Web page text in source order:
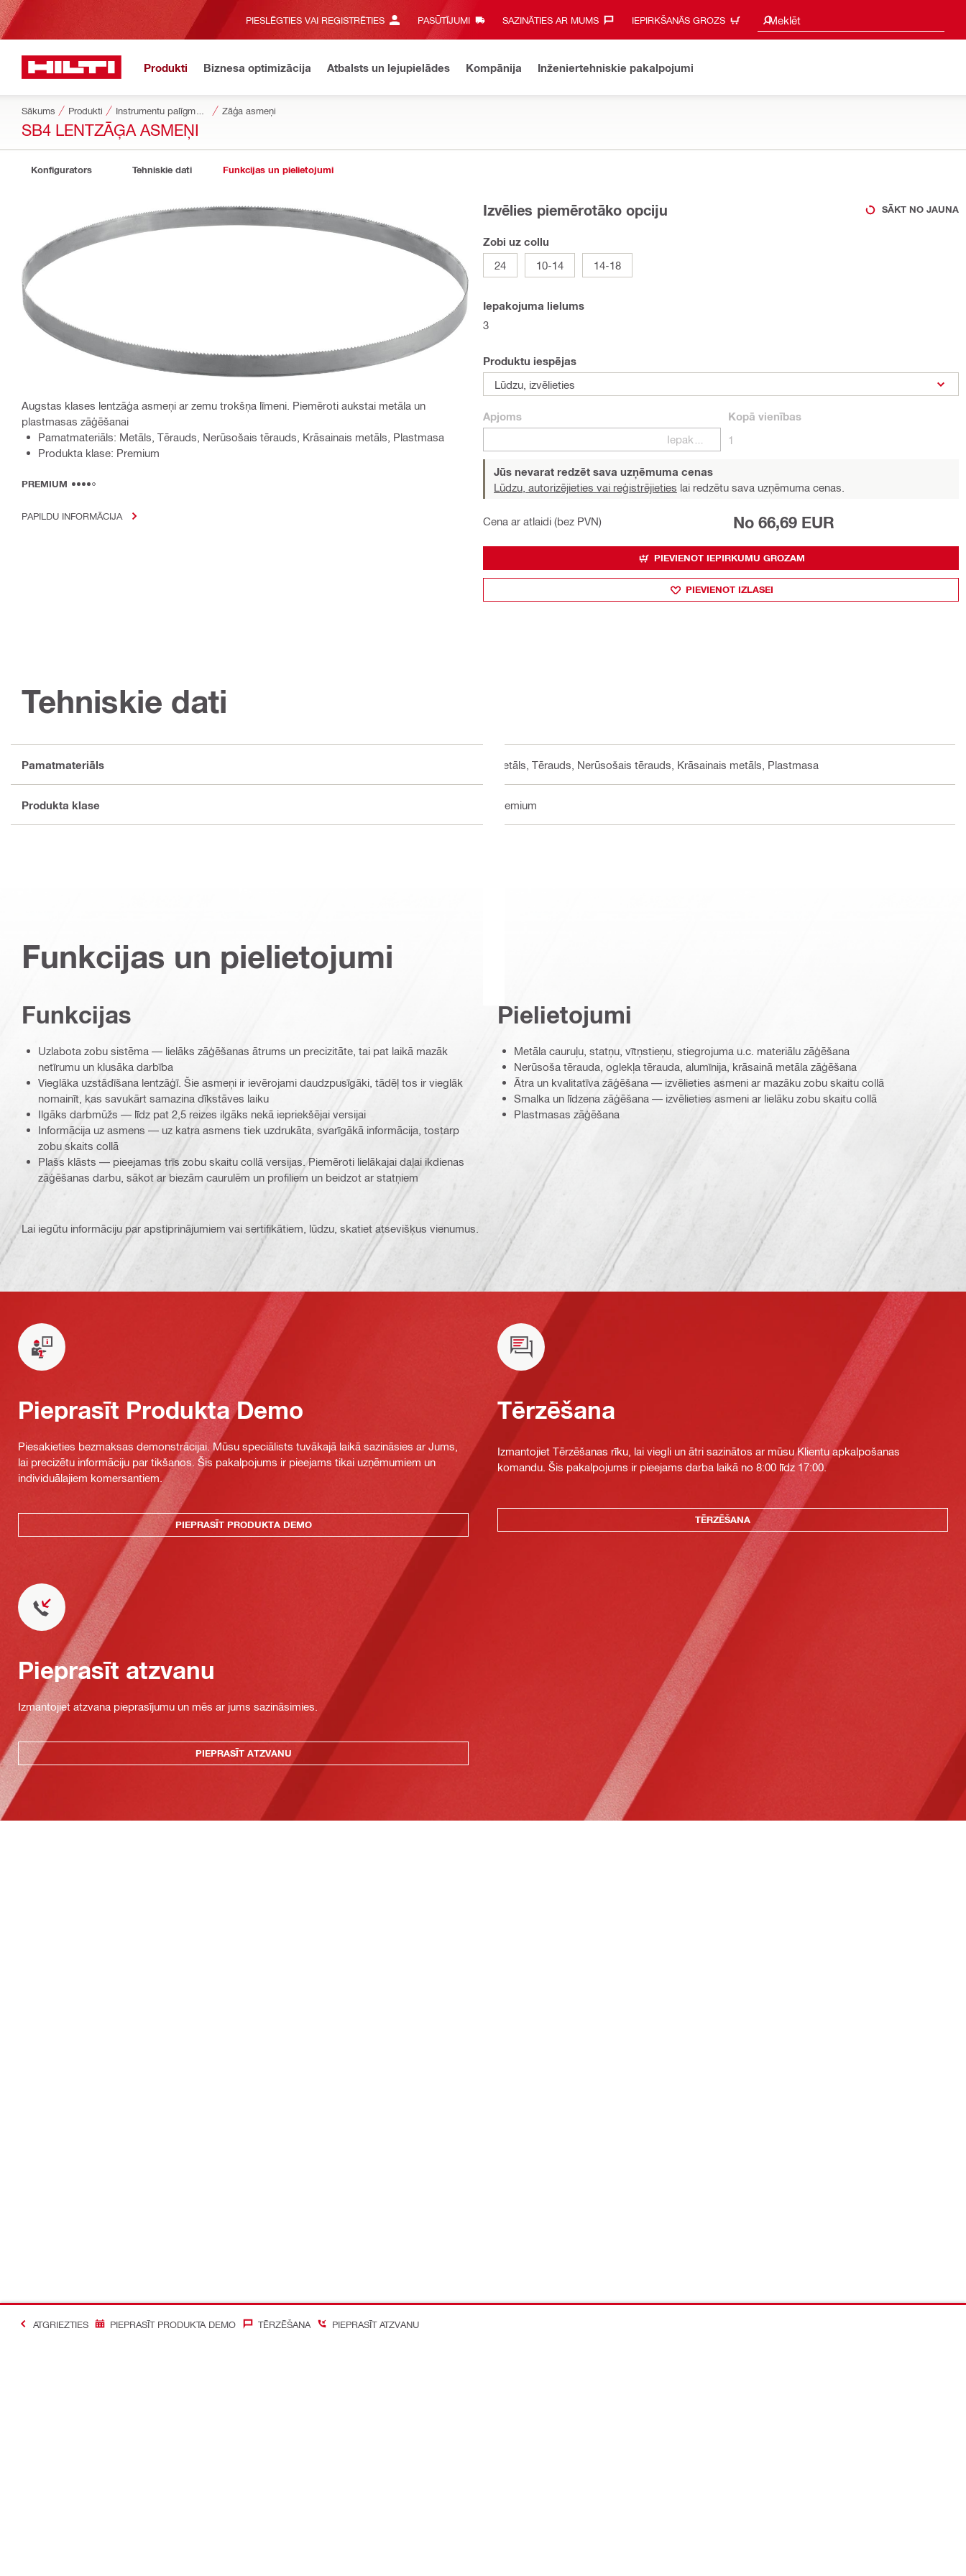
PIESLĒGTIES VAI REĢISTRĒTIES PASŪTĪJUMI SAZINĀTIES AR MUMS‎ IEPIRKŠANĀS GROZS Meklēt
Meklēšanas ieteikumi
Produkti Biznesa optimizācija Atbalsts un lejupielādes Kompānija Inženiertehniskie pakalpojumi
Sākums Produkti Zāģa asmeņi
SB4 LENTZĀĢA ASMEŅI
Konfigurators Tehniskie dati Funkcijas un pielietojumi
Augstas klases lentzāģa asmeņi ar zemu trokšņa līmeni. Piemēroti aukstai metāla un
plastmasas zāģēšanai
Pamatmateriāls: Metāls, Tērauds, Nerūsošais tērauds, Krāsainais metāls, Plastmasa
Produkta klase: Premium
PREMIUM
PAPILDU INFORMĀCIJA
Izvēlies piemērotāko opciju SĀKT NO JAUNA
Zobi uz collu
24
10-14 14-18
Iepakojuma lielums
3
Produktu iespējas
Lūdzu, izvēlieties
Apjoms
Kopā vienības
1
Jūs nevarat redzēt sava uzņēmuma cenas
Lūdzu, autorizējieties vai reģistrējieties lai redzētu sava uzņēmuma cenas.
Cena ar atlaidi (bez PVN) No 66,69 EUR
PIEVIENOT IEPIRKUMU GROZAM
PIEVIENOT IZLASEI
Tehniskie dati
Pamatmateriāls Metāls, Tērauds, Nerūsošais tērauds, Krāsainais metāls, Plastmasa
Produkta klase Premium
Funkcijas un pielietojumi
Funkcijas
Uzlabota zobu sistēma — lielāks zāģēšanas ātrums un precizitāte, tai pat laikā mazāk
netīrumu un klusāka darbība
Vieglāka uzstādīšana lentzāģī. Šie asmeņi ir ievērojami daudzpusīgāki, tādēļ tos ir vieglāk
nomainīt, kas savukārt samazina dīkstāves laiku
Ilgāks darbmūžs — līdz pat 2,5 reizes ilgāks nekā iepriekšējai versijai
Informācija uz asmens — uz katra asmens tiek uzdrukāta, svarīgākā informācija, tostarp
zobu skaits collā
Plašs klāsts — pieejamas trīs zobu skaitu collā versijas. Piemēroti lielākajai daļai ikdienas
zāģēšanas darbu, sākot ar biezām caurulēm un profiliem un beidzot ar statņiem
Pielietojumi
Metāla cauruļu, statņu, vītņstieņu, stiegrojuma u.c. materiālu zāģēšana
Nerūsoša tērauda, oglekļa tērauda, alumīnija, krāsainā metāla zāģēšana
Ātra un kvalitatīva zāģēšana — izvēlieties asmeni ar mazāku zobu skaitu collā
Smalka un līdzena zāģēšana — izvēlieties asmeni ar lielāku zobu skaitu collā
Plastmasas zāģēšana
Lai iegūtu informāciju par apstiprinājumiem vai sertifikātiem, lūdzu, skatiet atsevišķus vienumus.
Pieprasīt Produkta Demo
Piesakieties bezmaksas demonstrācijai. Mūsu speciālists tuvākajā laikā sazināsies ar Jums,
lai precizētu informāciju par tikšanos. Šis pakalpojums ir pieejams tikai uzņēmumiem un
individuālajiem komersantiem.
PIEPRASĪT PRODUKTA DEMO
Tērzēšana
Izmantojiet Tērzēšanas rīku, lai viegli un ātri sazinātos ar mūsu Klientu apkalpošanas
komandu. Šis pakalpojums ir pieejams darba laikā no 8:00 līdz 17:00.
TĒRZĒŠANA
Pieprasīt atzvanu
Izmantojiet atzvana pieprasījumu un mēs ar jums sazināsimies.
PIEPRASĪT ATZVANU
ATGRIEZTIES PIEPRASĪT PRODUKTA DEMO TĒRZĒŠANA PIEPRASĪT ATZVANU